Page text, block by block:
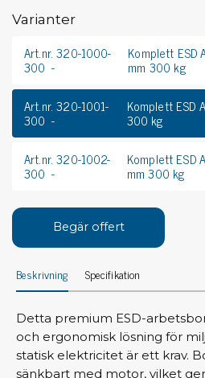
Varianter
Art.nr. 320-1000-
300
Komplett
mm 300 kg
Art.nr. 320-1001-
300
Komplett ESD
300 kg
Art.nr. 320-1002-
300
Komplett
mm 300 kg
Begär offert
Beskrivning Specifikation
Detta premium ESD-
och ergonomisk lösning för
statisk elektricitet är ett krav.
sänkbart med motor, vilket